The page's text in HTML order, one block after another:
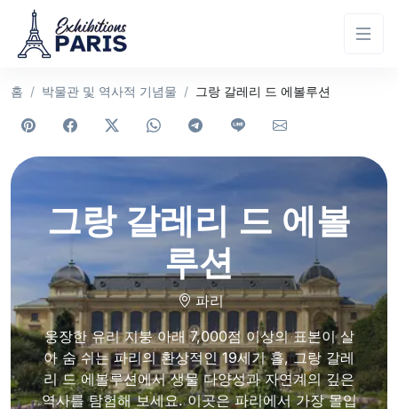
홈 박물관 및 역사적 기념물 그랑 갈레리 드 에볼루션
그랑 갈레리 드 에볼
루션
파리
웅장한 유리 지붕 아래 7,000점 이상의 표본이 살
아 숨 쉬는 파리의 환상적인 19세기 홀, 그랑 갈레
리 드 에볼루션에서 생물 다양성과 자연계의 깊은
역사를 탐험해 보세요. 이곳은 파리에서 가장 몰입